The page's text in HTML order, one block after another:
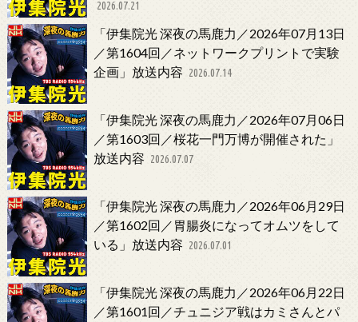
2026.07.21
「伊集院光 深夜の馬鹿力／2026年07月13日
／第1604回／ネットワークプリントで実験
企画」放送内容 2026.07.14
「伊集院光 深夜の馬鹿力／2026年07月06日
／第1603回／桜花一門万博が開催された」
放送内容 2026.07.07
「伊集院光 深夜の馬鹿力／2026年06月29日
／第1602回／胃腸炎になってオムツをして
いる」放送内容 2026.07.01
「伊集院光 深夜の馬鹿力／2026年06月22日
／第1601回／チュニジア戦はカミさんとパ